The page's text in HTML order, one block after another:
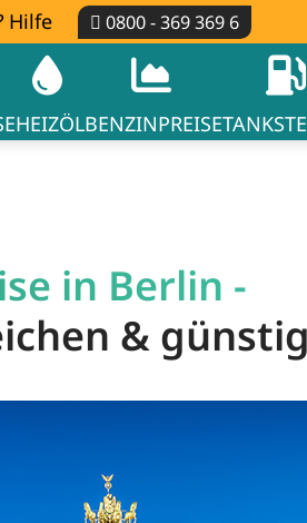
Hilfe 0800 - 369 369 6
HEIZÖLBENZINPREISE
in Berlin -
&